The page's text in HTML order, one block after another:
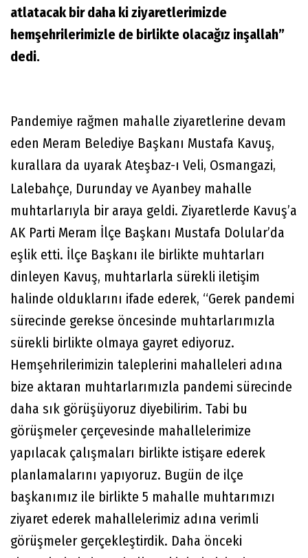
atlatacak bir daha ki ziyaretlerimizde
hemşehrilerimizle de birlikte olacağız inşallah”
dedi.
Pandemiye rağmen mahalle ziyaretlerine devam
eden Meram Belediye Başkanı Mustafa Kavuş,
kurallara da uyarak Ateşbaz-ı Veli, Osmangazi,
Lalebahçe, Durunday ve Ayanbey mahalle
muhtarlarıyla bir araya geldi. Ziyaretlerde Kavuş’a
AK Parti Meram İlçe Başkanı Mustafa Dolular’da
eşlik etti. İlçe Başkanı ile birlikte muhtarları
dinleyen Kavuş, muhtarlarla sürekli iletişim
halinde olduklarını ifade ederek, “Gerek pandemi
sürecinde gerekse öncesinde muhtarlarımızla
sürekli birlikte olmaya gayret ediyoruz.
Hemşehrilerimizin taleplerini mahalleleri adına
bize aktaran muhtarlarımızla pandemi sürecinde
daha sık görüşüyoruz diyebilirim. Tabi bu
görüşmeler çerçevesinde mahallelerimize
yapılacak çalışmaları birlikte istişare ederek
planlamalarını yapıyoruz. Bugün de ilçe
başkanımız ile birlikte 5 mahalle muhtarımızı
ziyaret ederek mahallelerimiz adına verimli
görüşmeler gerçekleştirdik. Daha önceki